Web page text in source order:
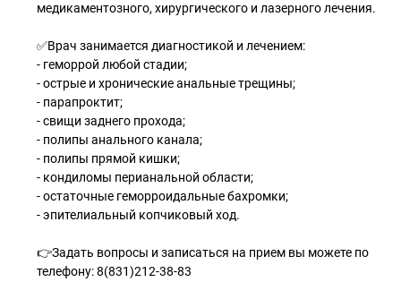
медикаментозного, хирургического и лазерного лечения.
✅Врач занимается диагностикой и лечением:
- геморрой любой стадии;
- острые и хронические анальные трещины;
- парапроктит;
- свищи заднего прохода;
- полипы анального канала;
- полипы прямой кишки;
- кондиломы перианальной области;
- остаточные геморроидальные бахромки;
- эпителиальный копчиковый ход.
👉Задать вопросы и записаться на прием вы можете по
телефону: 8(831)212-38-83